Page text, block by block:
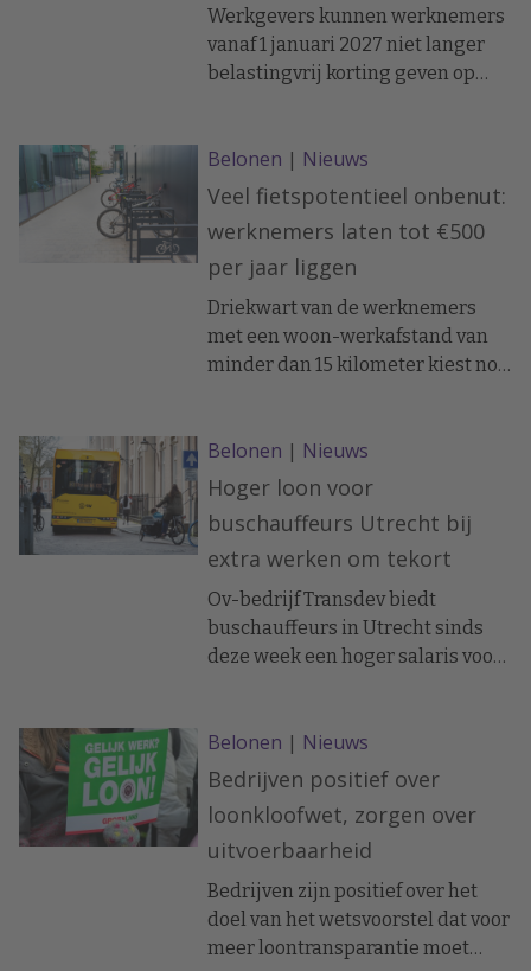
Werkgevers kunnen werknemers
vanaf 1 januari 2027 niet langer
belastingvrij korting geven op
werkkostenregeling (WKR). De
personeelskorting verdwijnt als
zelfstandige fiscale regeling.
Belonen | Nieuws
Veel fietspotentieel onbenut:
werknemers laten tot €500
per jaar liggen
Driekwart van de werknemers
met een woon-werkafstand van
minder dan 15 kilometer kiest nog
voordeel van tot wel 500 euro per
jaar liggen als zij overstappen op
de fiets.
Belonen | Nieuws
Hoger loon voor
buschauffeurs Utrecht bij
extra werken om tekort
Ov-bedrijf Transdev biedt
buschauffeurs in Utrecht sinds
deze week een hoger salaris voor
een woordvoerster na
berichtgeving door RTV Utrecht.
De regeling geldt in elk geval tot
de zomer en wordt mogelijk
verlengd als de personeelskrapte
in die regio aanblijft.
Belonen | Nieuws
Bedrijven positief over
loonkloofwet, zorgen over
uitvoerbaarheid
Bedrijven zijn positief over het
doel van het wetsvoorstel dat voor
meer loontransparantie moet